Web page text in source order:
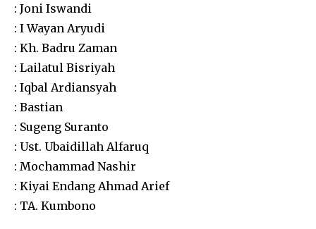
: Joni Iswandi
: I Wayan Aryudi
: Kh. Badru Zaman
: Lailatul Bisriyah
: Iqbal Ardiansyah
: Bastian
: Sugeng Suranto
: Ust. Ubaidillah Alfaruq
: Mochammad Nashir
: Kiyai Endang Ahmad Arief
: TA. Kumbono